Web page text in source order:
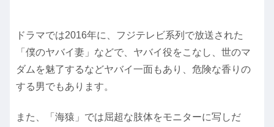
ドラマでは2016年に、フジテレビ系列で放送された
「僕のヤバイ妻」などで、ヤバイ役をこなし、世のマ
ダムを魅了するなどヤバイ一面もあり、危険な香りの
する男でもあります。
また、「海猿」では屈超な肢体をモニターに写しだ